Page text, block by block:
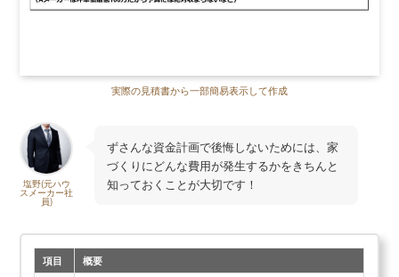
実際の見積書から一部簡易表示して作成
塩野(元ハウ
スメーカー社
員)
ずさんな資金計画で後悔しないためには、家
づくりにどんな費用が発生するかをきちんと
知っておくことが大切です！
項目
概要